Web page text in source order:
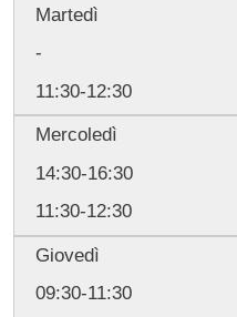
Martedì
-
11:30-12:30
Mercoledì
14:30-16:30
11:30-12:30
Giovedì
09:30-11:30